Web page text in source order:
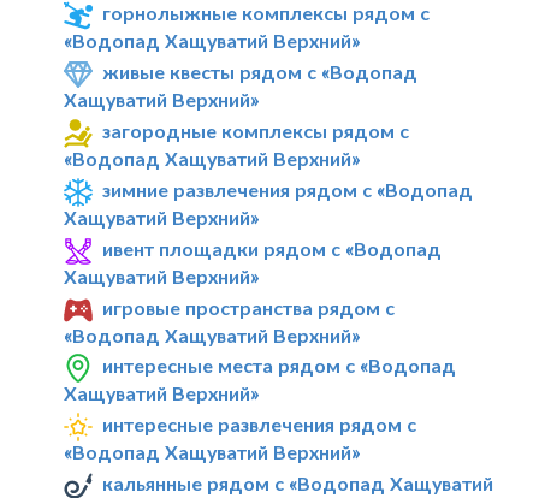
горнолыжные комплексы рядом с
«Водопад Хащуватий Верхний»
живые квесты рядом с «Водопад
Хащуватий Верхний»
загородные комплексы рядом с
«Водопад Хащуватий Верхний»
зимние развлечения рядом с «Водопад
Хащуватий Верхний»
ивент площадки рядом с «Водопад
Хащуватий Верхний»
игровые пространства рядом с
«Водопад Хащуватий Верхний»
интересные места рядом с «Водопад
Хащуватий Верхний»
интересные развлечения рядом с
«Водопад Хащуватий Верхний»
кальянные рядом с «Водопад Хащуватий